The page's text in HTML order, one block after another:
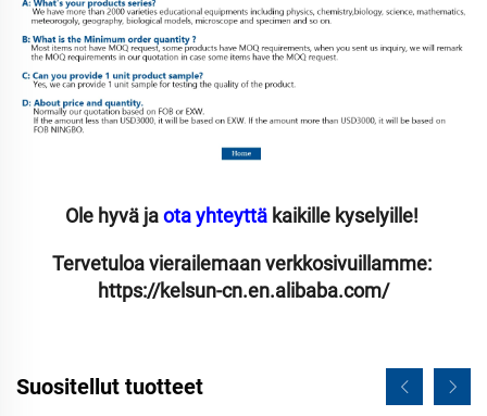
Ole hyvä ja ota yhteyttä kaikille kyselyille!
Tervetuloa vierailemaan verkkosivuillamme:
https://kelsun-cn.en.alibaba.com/
Suositellut tuotteet